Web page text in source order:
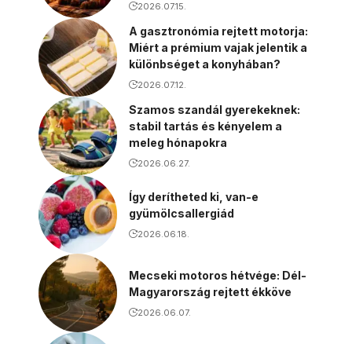
2026.07.15.
A gasztronómia rejtett motorja:
Miért a prémium vajak jelentik a
különbséget a konyhában?
2026.07.12.
Szamos szandál gyerekeknek:
stabil tartás és kényelem a
meleg hónapokra
2026.06.27.
Így derítheted ki, van-e
gyümölcsallergiád
2026.06.18.
Mecseki motoros hétvége: Dél-
Magyarország rejtett ékköve
2026.06.07.